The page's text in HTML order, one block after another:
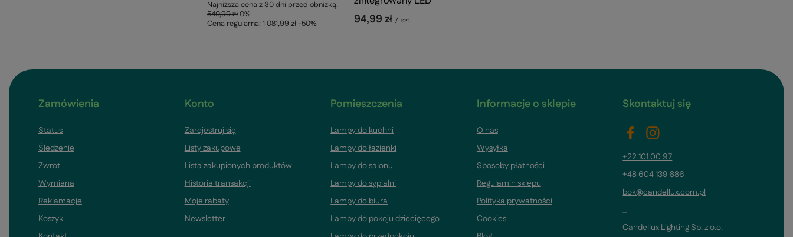
Najniższa cena z 30 dni przed obniżką:
540,99 zł0%
Cena regularna: 1 081,99 zł-50% 94,99 zł / szt.
Zamówienia
Status
Śledzenie
Zwrot
Wymiana
Reklamacje
Koszyk
Konto
Zarejestruj się
Listy zakupowe
Lista zakupionych produktów
Historia transakcji
Moje rabaty
Newsletter
Pomieszczenia
Lampy do kuchni
Lampy do łazienki
Lampy do salonu
Lampy do sypialni
Lampy do biura
Lampy do pokoju dziecięcego
Informacje o sklepie
O nas
Wysyłka
Sposoby płatności
Regulamin sklepu
Polityka prywatności
Cookies
Skontaktuj się
+22 101 00 97
+48 604 139 886
bok@candellux.com.pl
_
Candellux Lighting Sp. z o.o.